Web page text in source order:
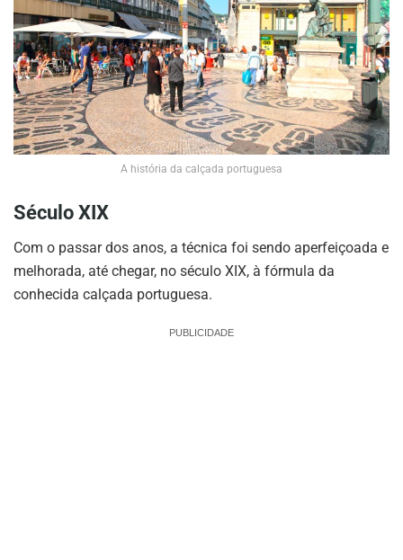
A história da calçada portuguesa
Século XIX
Com o passar dos anos, a técnica foi sendo aperfeiçoada e
melhorada, até chegar, no século XIX, à fórmula da
conhecida calçada portuguesa.
PUBLICIDADE